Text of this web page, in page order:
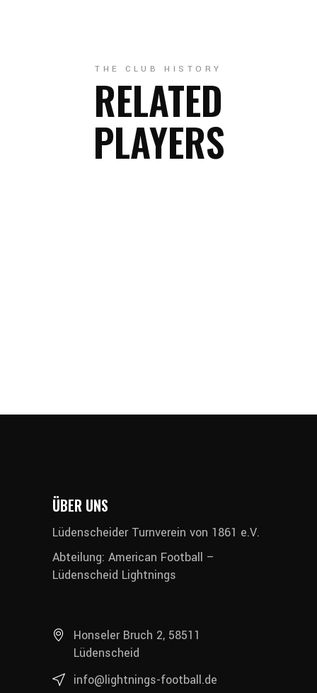
THE CLUB HISTORY
RELATED
PLAYERS
ÜBER UNS
Lüdenscheider Turnverein von 1861 e.V.
Abteilung: American Football –
Lüdenscheid Lightnings
Honseler Bruch 2, 58511
Lüdenscheid
info@lightnings-football.de